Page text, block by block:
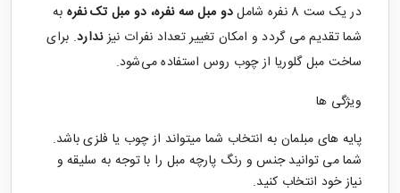
در یک ست 8 نفره شامل
دو مبل سه نفره، دو مبل تک نفره به
شما تقدیم می گردد و امکان تغییر تعداد نفرات نیزندارد. برای
ساخت مبل گلوریا از چوب روس استفاده می‌شود.
ویژگی ها
پایه های مبلمان به انتخاب شما میتواند از چوب یا فلزی باشد.
شما می توانید جنس و رنگ پارچه مبل را با توجه به سلیقه و
نیاز خود انتخاب کنید.